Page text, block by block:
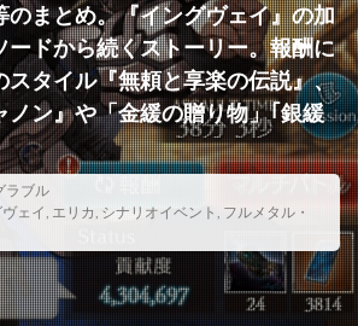
のまとめ。『イングヴェイ』の加
ードから続くストーリー。報酬に
スタイル『無頼と享楽の伝説』、
ノン』や「金緩の贈り物」｢銀緩
ラブル
ェイ, エリカ, シナリオイベント , フルメタル・